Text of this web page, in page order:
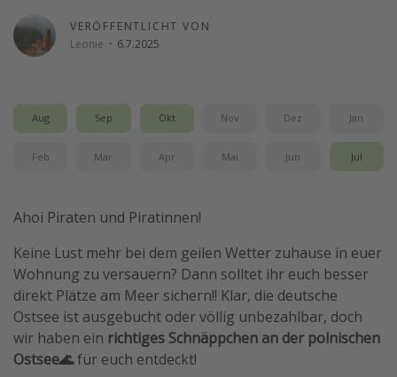
Strandurlaub
Gruppenreisen
Hotels in Amsterdam
Hotels am Achensee
Reise Journal
Familienurlaub in der Türkei
Rundreisen in Thailand
Bahnreisen in der Schweiz
Reisepassfreie Reiseziele
Travel Know How
VERÖFFENTLICHT VON
Leonie · 6.7.2025
Aug Sep Okt Nov Dez Jan
Feb Mär Apr Mai Jun Jul
Ahoi Piraten und Piratinnen!
Keine Lust mehr bei dem geilen Wetter zuhause in euer
Wohnung zu versauern? Dann solltet ihr euch besser
direkt Plätze am Meer sichern!! Klar, die deutsche
Ostsee ist ausgebucht oder völlig unbezahlbar, doch
wir haben ein richtiges Schnäppchen an der polnischen
Ostsee🌊für euch entdeckt!